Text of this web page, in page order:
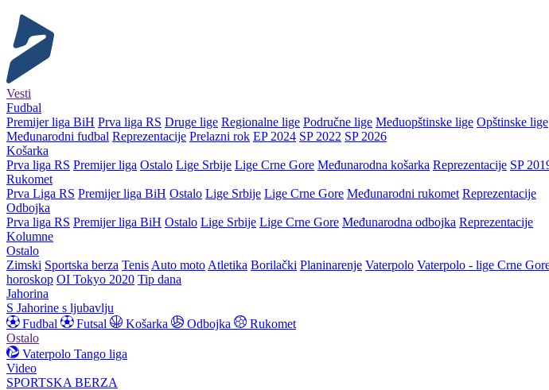
Vesti
Fudbal
Premijer liga BiH Prva liga RS Druge lige Regionalne lige Područne lige Međuopštinske lige Opštinske lige
Međunarodni fudbal Reprezentacije Prelazni rok EP 2024 SP 2022 SP 2026
Košarka
Prva liga RS Premijer liga Ostalo Lige Srbije Lige Crne Gore Međunarodna košarka Reprezentacije SP
Rukomet
Prva Liga RS Premijer liga BiH Ostalo Lige Srbije Lige Crne Gore Međunarodni rukomet Reprezentacije
Odbojka
Prva liga RS Premijer liga BiH Ostalo Lige Srbije Lige Crne Gore Međunarodna odbojka Reprezentacije
Kolumne
Ostalo
Zimski Sportska berza Tenis Auto moto Atletika Borilački Planinarenje Vaterpolo Vaterpolo - lige Crne
horoskop OI Tokyo 2020 Tip dana
Jahorina
S Jahorine s ljubavlju
Fudbal
Futsal Košarka Odbojka
Rukomet
Ostalo
Vaterpolo Tango liga
Video
SPORTSKA BERZA